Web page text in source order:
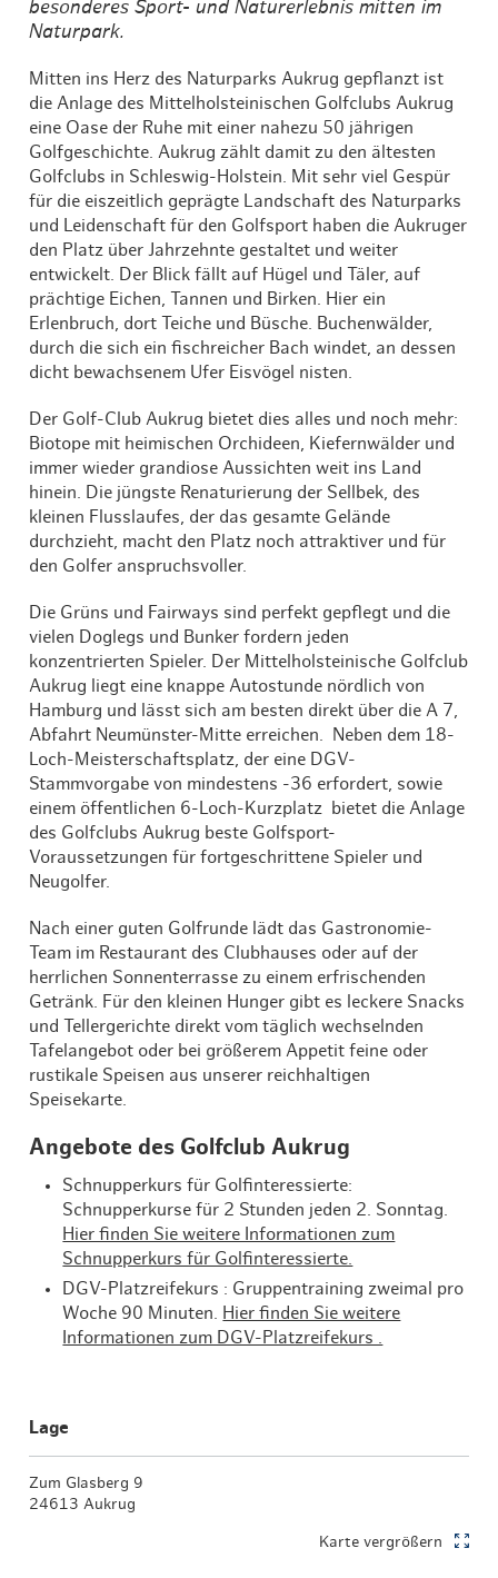
besonderes Sport- und Naturerlebnis mitten im
Naturpark.
Mitten ins Herz des Naturparks Aukrug gepflanzt ist
die Anlage des Mittelholsteinischen Golfclubs Aukrug
eine Oase der Ruhe mit einer nahezu 50 jährigen
Golfgeschichte. Aukrug zählt damit zu den ältesten
Golfclubs in Schleswig-Holstein. Mit sehr viel Gespür
für die eiszeitlich geprägte Landschaft des Naturparks
und Leidenschaft für den Golfsport haben die Aukruger
den Platz über Jahrzehnte gestaltet und weiter
entwickelt. Der Blick fällt auf Hügel und Täler, auf
prächtige Eichen, Tannen und Birken. Hier ein
Erlenbruch, dort Teiche und Büsche. Buchenwälder,
durch die sich ein fischreicher Bach windet, an dessen
dicht bewachsenem Ufer Eisvögel nisten.
Der Golf-Club Aukrug bietet dies alles und noch mehr:
Biotope mit heimischen Orchideen, Kiefernwälder und
immer wieder grandiose Aussichten weit ins Land
hinein. Die jüngste Renaturierung der Sellbek, des
kleinen Flusslaufes, der das gesamte Gelände
durchzieht, macht den Platz noch attraktiver und für
den Golfer anspruchsvoller.
Die Grüns und Fairways sind perfekt gepflegt und die
vielen Doglegs und Bunker fordern jeden
konzentrierten Spieler. Der Mittelholsteinische Golfclub
Aukrug liegt eine knappe Autostunde nördlich von
Hamburg und lässt sich am besten direkt über die A 7,
Abfahrt Neumünster-Mitte erreichen. Neben dem 18-
Loch-Meisterschaftsplatz, der eine DGV-
Stammvorgabe von mindestens -36 erfordert, sowie
einem öffentlichen 6-Loch-Kurzplatz bietet die Anlage
des Golfclubs Aukrug beste Golfsport-
Voraussetzungen für fortgeschrittene Spieler und
Neugolfer.
Nach einer guten Golfrunde lädt das Gastronomie-
Team im Restaurant des Clubhauses oder auf der
herrlichen Sonnenterrasse zu einem erfrischenden
Getränk. Für den kleinen Hunger gibt es leckere Snacks
und Tellergerichte direkt vom täglich wechselnden
Tafelangebot oder bei größerem Appetit feine oder
rustikale Speisen aus unserer reichhaltigen
Speisekarte.
Angebote des Golfclub Aukrug
Schnupperkurs für Golfinteressierte:
Schnupperkurse für 2 Stunden jeden 2. Sonntag.
Hier finden Sie weitere Informationen zum
Schnupperkurs für Golfinteressierte.
DGV-Platzreifekurs : Gruppentraining zweimal pro
Woche 90 Minuten. Hier finden Sie weitere
Informationen zum DGV-Platzreifekurs .
Lage
Zum Glasberg 9
24613 Aukrug
Karte vergrößern